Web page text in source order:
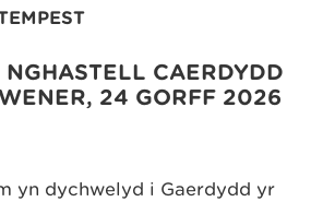
CAERDYDD
24 GORFF 2026
yn dychwelyd i Gaerdydd yr